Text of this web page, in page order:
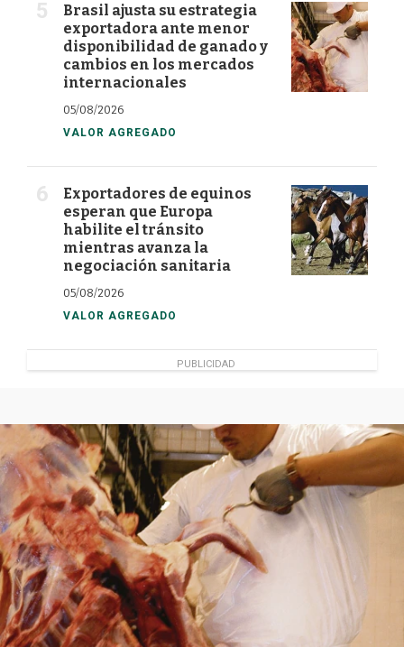
Brasil ajusta su estrategia
exportadora ante menor
disponibilidad de ganado y
cambios en los mercados
internacionales
05/08/2026
VALOR AGREGADO
Exportadores de equinos
esperan que Europa
habilite el tránsito
mientras avanza la
negociación sanitaria
05/08/2026
VALOR AGREGADO
PUBLICIDAD